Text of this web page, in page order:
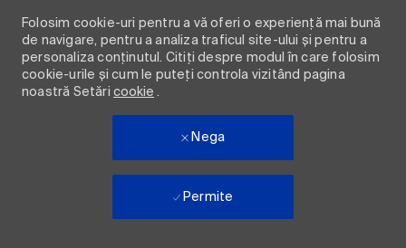
Folosim cookie-uri pentru a vă oferi o experiență mai bună
de navigare, pentru a analiza traficul site-ului și pentru a
personaliza conținutul. Citiți despre modul în care folosim
cookie-urile și cum le puteți controla vizitând pagina
noastră Setări cookie .
Nega
Permite